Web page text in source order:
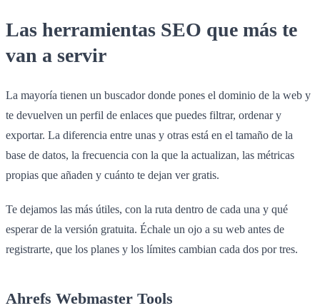
Las herramientas SEO que más te
van a servir
La mayoría tienen un buscador donde pones el dominio de la web y
te devuelven un perfil de enlaces que puedes filtrar, ordenar y
exportar. La diferencia entre unas y otras está en el tamaño de la
base de datos, la frecuencia con la que la actualizan, las métricas
propias que añaden y cuánto te dejan ver gratis.
Te dejamos las más útiles, con la ruta dentro de cada una y qué
esperar de la versión gratuita. Échale un ojo a su web antes de
registrarte, que los planes y los límites cambian cada dos por tres.
Ahrefs Webmaster Tools